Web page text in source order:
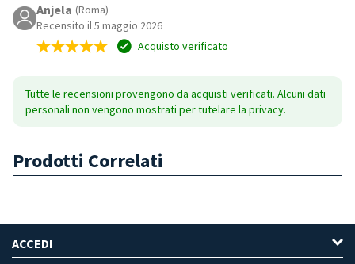
Anjela (Roma)
Recensito il 5 maggio 2026
Acquisto verificato
Tutte le recensioni provengono da acquisti verificati. Alcuni dati
personali non vengono mostrati per tutelare la privacy.
Prodotti Correlati
ACCEDI